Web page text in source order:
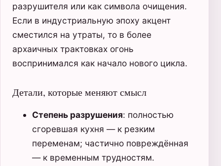
разрушителя или как символа очищения.
Если в индустриальную эпоху акцент
сместился на утраты, то в более
архаичных трактовках огонь
воспринимался как начало нового цикла.
Детали, которые меняют смысл
Степень разрушения: полностью
сгоревшая кухня — к резким
переменам; частично повреждённая
— к временным трудностям.